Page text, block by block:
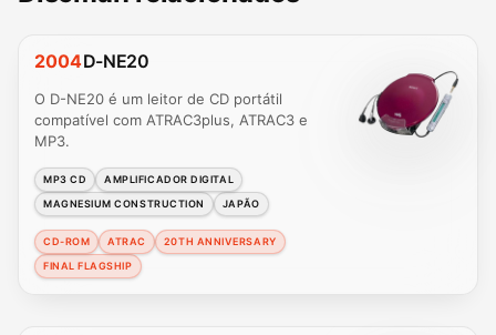
2004D-NE20
O D-NE20 é um leitor de CD portátil
compatível com ATRAC3plus, ATRAC3 e
MP3.
MP3 CD
AMPLIFICADOR DIGITAL
MAGNESIUM CONSTRUCTION
JAPÃO
CD-ROM ATRAC
20TH ANNIVERSARY
FINAL FLAGSHIP